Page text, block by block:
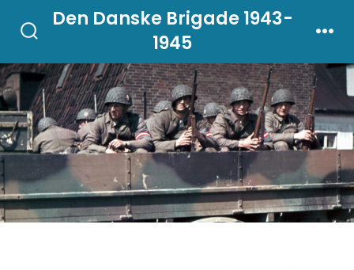
contentToggle
Den Danske Brigade 1943-
1945